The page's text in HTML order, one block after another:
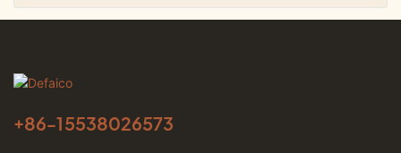
+86-15538026573